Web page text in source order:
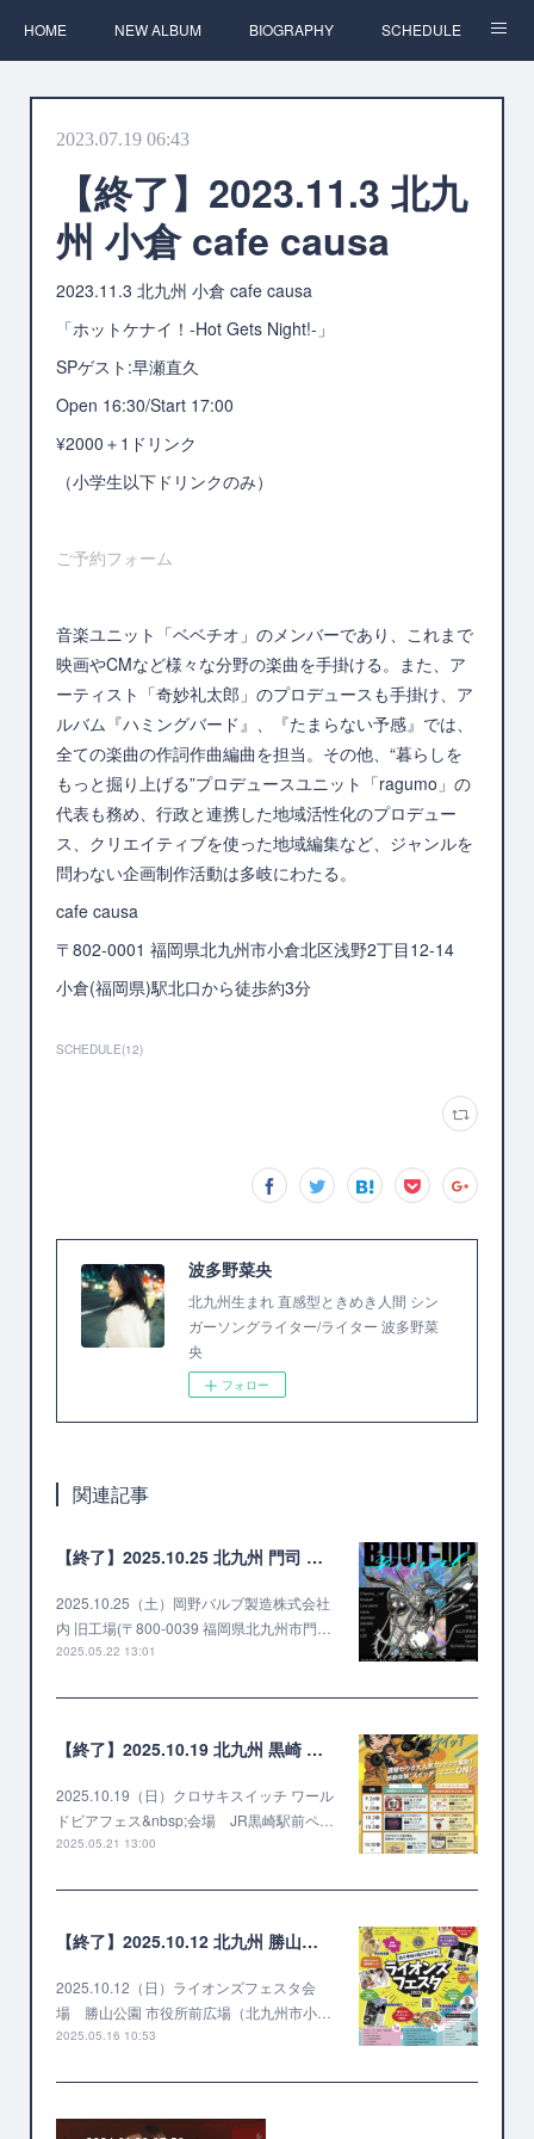
HOME NEW ALBUM BIOGRAPHY SCHEDULE
2023.07.19 06:43
【終了】2023.11.3 北九
州 小倉 cafe causa
2023.11.3 北九州 小倉 cafe causa
「ホットケナイ！-Hot Gets Night!-」
SPゲスト:早瀬直久
Open 16:30/Start 17:00
¥2000＋1ドリンク
（小学生以下ドリンクのみ）
ご予約フォーム
音楽ユニット「ベベチオ」のメンバーであり、これまで
映画やCMなど様々な分野の楽曲を手掛ける。また、ア
ーティスト「奇妙礼太郎」のプロデュースも手掛け、ア
ルバム『ハミングバード』、『たまらない予感』では、
全ての楽曲の作詞作曲編曲を担当。その他、“暮らしを
もっと掘り上げる”プロデュースユニット「ragumo」の
代表も務め、行政と連携した地域活性化のプロデュー
ス、クリエイティブを使った地域編集など、ジャンルを
問わない企画制作活動は多岐にわたる。
cafe causa
〒802-0001 福岡県北九州市小倉北区浅野2丁目12-14
小倉(福岡県)駅北口から徒歩約3分
SCHEDULE(12)
波多野菜央
北九州生まれ 直感型ときめき人間 シン
ガーソングライター/ライター 波多野菜
央
フォロー
関連記事
【終了】2025.10.25 北九州 門司 Boot up Final
2025.10.25（土）岡野バルブ製造株式会社
内 旧工場(〒800-0039 福岡県北九州市門…
2025.05.22 13:01
【終了】2025.10.19 北九州 黒崎 ワールドビアフェスタ
2025.10.19（日）クロサキスイッチ ワール
ドビアフェス&nbsp;会場 JR黒崎駅前ペ…
2025.05.21 13:00
【終了】2025.10.12 北九州 勝山公園 ライオンズフェスタ
2025.10.12（日）ライオンズフェスタ会
場 勝山公園 市役所前広場（北九州市小…
2025.05.16 10:53